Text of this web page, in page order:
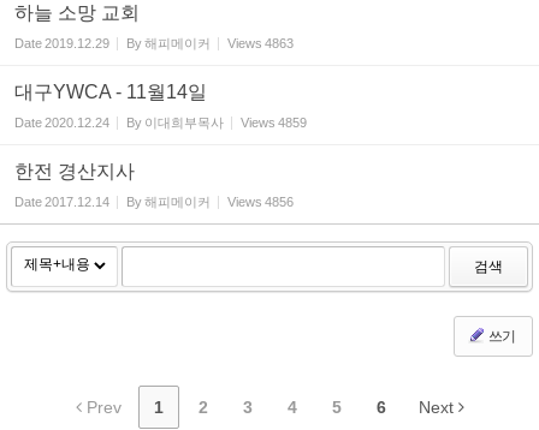
하늘 소망 교회
Date2019.12.29 By해피메이커 Views 4863
대구YWCA - 11월14일
Date2020.12.24 By 이대희부목사 Views 4859
한전 경산지사
Date2017.12.14 By해피메이커 Views 4856
검색
쓰기
Prev 1 2 3 4 5 6 Next